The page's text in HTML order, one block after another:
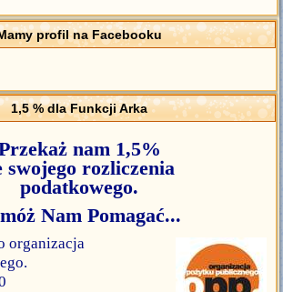
profil na Facebooku
1,5 % dla Funkcji Arka
nam 1,5%
swojego rozliczenia
podatkowego.
Nam Pomagać...
organizacja